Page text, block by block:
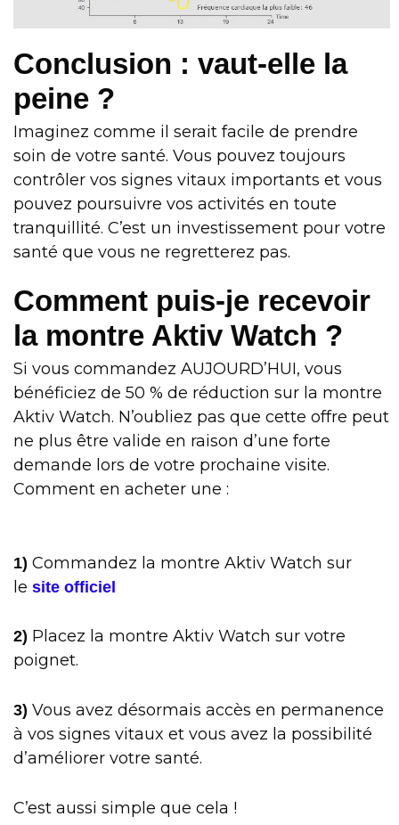
Conclusion : vaut-elle la
peine ?
Imaginez comme il serait facile de prendre
soin de votre santé. Vous pouvez toujours
contrôler vos signes vitaux importants et vous
pouvez poursuivre vos activités en toute
tranquillité. C’est un investissement pour votre
santé que vous ne regretterez pas.
Comment puis-je recevoir
la montre Aktiv Watch ?
Si vous commandez AUJOURD’HUI, vous
bénéficiez de 50 % de réduction sur la montre
Aktiv Watch. N’oubliez pas que cette offre peut
ne plus être valide en raison d’une forte
demande lors de votre prochaine visite.
Comment en acheter une :
1) Commandez la montre Aktiv Watch sur
le site officiel
2) Placez la montre Aktiv Watch sur votre
poignet.
3) Vous avez désormais accès en permanence
à vos signes vitaux et vous avez la possibilité
d’améliorer votre santé.
C’est aussi simple que cela !